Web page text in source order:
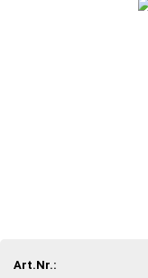
Art.Nr.: